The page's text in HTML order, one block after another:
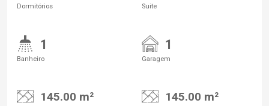
Dormitórios Suite
1
Banheiro
1
Garagem
145.00 m² 145.00 m²